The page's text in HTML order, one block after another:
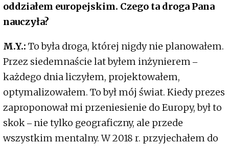
oddziałem europejskim. Czego ta droga Pana
nauczyła?
M.Y.: To była droga, której nigdy nie planowałem.
Przez siedemnaście lat byłem inżynierem ‒
każdego dnia liczyłem, projektowałem,
optymalizowałem. To był mój świat. Kiedy prezes
zaproponował mi przeniesienie do Europy, był to
skok ‒ nie tylko geograficzny, ale przede
wszystkim mentalny. W 2018 r. przyjechałem do